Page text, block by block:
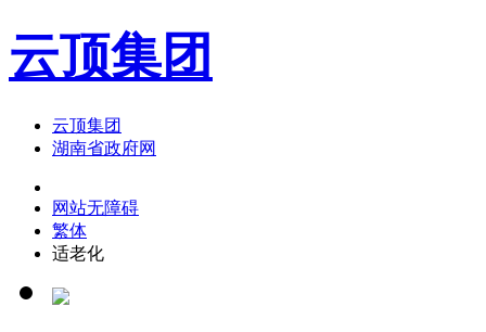
云顶集团
云顶集团
湖南省政府网
网站无障碍
繁体
适老化